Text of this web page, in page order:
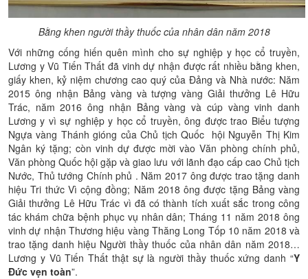
Bằng khen người thầy thuốc của nhân dân năm 2018
Với những cống hiến quên mình cho sự nghiệp y học cổ truyền,
Lương y Vũ Tiến Thất đã vinh dự nhận được rất nhiều bằng khen,
giấy khen, kỷ niệm chương cao quý của Đảng và Nhà nước: Năm
2015 ông nhận Bảng vàng và tượng vàng Giải thưởng Lê Hữu
Trác, năm 2016 ông nhận Bảng vàng và cúp vàng vinh danh
Lương y vì sự nghiệp y học cổ truyền, ông được trao Biểu tượng
Ngựa vàng Thánh gióng của Chủ tịch Quốc hội Nguyễn Thị Kim
Ngân ký tặng; còn vinh dự được mời vào Văn phòng chính phủ,
Văn phòng Quốc hội gặp và giao lưu với lãnh đạo cấp cao Chủ tịch
Nước, Thủ tướng Chính phủ . Năm 2017 ông được trao tặng danh
hiệu Tri thức Vì cộng đồng; Năm 2018 ông được tặng Bảng vàng
Giải thưởng Lê Hữu Trác vì đã có thành tích xuất sắc trong công
tác khám chữa bệnh phục vụ nhân dân; Tháng 11 năm 2018 ông
vinh dự nhận Thương hiệu vàng Thăng Long Tốp 10 năm 2018 và
trao tặng danh hiệu Người thầy thuốc của nhân dân năm 2018…
Lương y Vũ Tiến Thất thật sự là người thầy thuốc xứng danh “Y
Đức vẹn toàn”.